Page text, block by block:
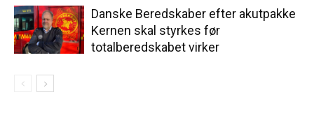
Danske Beredskaber efter akutpakke
Kernen skal styrkes før
totalberedskabet virker